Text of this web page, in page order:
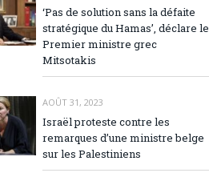
‘Pas de solution sans la défaite
stratégique du Hamas’, déclare le
Premier ministre grec
Mitsotakis
AOÛT 31, 2023
Israël proteste contre les
remarques d’une ministre belge
sur les Palestiniens